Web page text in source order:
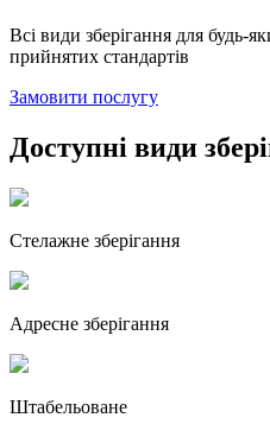
Всі види зберігання для будь-
прийнятих стандартів
Замовити послугу
Доступні види
Стелажне зберігання
Адресне зберігання
Штабельоване